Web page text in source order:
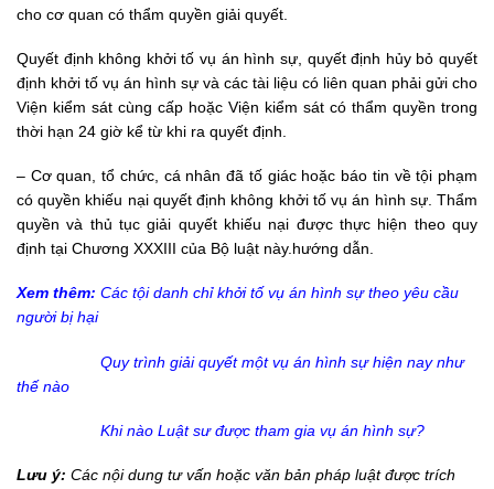
cho cơ quan có thẩm quyền giải quyết.
Quyết định không khởi tố vụ án hình sự, quyết định hủy bỏ quyết
định khởi tố vụ án hình sự và các tài liệu có liên quan phải gửi cho
Viện kiểm sát cùng cấp hoặc Viện kiểm sát có thẩm quyền trong
thời hạn 24 giờ kể từ khi ra quyết định.
– Cơ quan, tổ chức, cá nhân đã tố giác hoặc báo tin về tội phạm
có quyền khiếu nại quyết định không khởi tố vụ án hình sự. Thẩm
quyền và thủ tục giải quyết khiếu nại được thực hiện theo quy
định tại Chương XXXIII của Bộ luật này.hướng dẫn.
Xem thêm: Các tội danh chỉ khởi tố vụ án hình sự theo yêu cầu
người bị hại
Quy trình giải quyết một vụ án hình sự hiện nay như
thế nào
Khi nào Luật sư được tham gia vụ án hình sự?
Lưu ý: Các nội dung tư vấn hoặc văn bản pháp luật được trích